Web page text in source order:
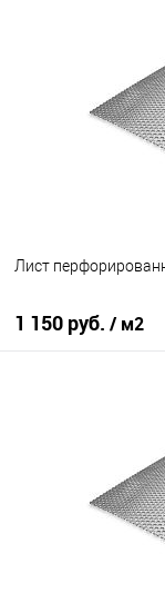
Лист
1 150 руб. / м2
Купить в 1 клик
В избранное